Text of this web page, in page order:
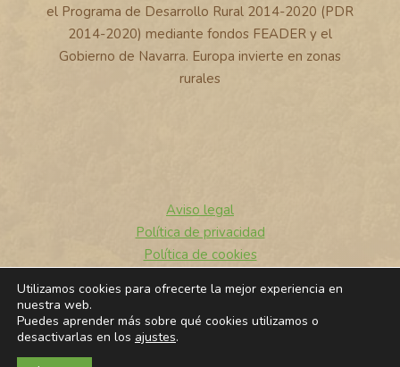
el Programa de Desarrollo Rural 2014-2020 (PDR
2014-2020) mediante fondos FEADER y el
Gobierno de Navarra. Europa invierte en zonas
rurales
© 2026 Sortetxea
Aviso legal
Política de privacidad
Política de cookies
Utilizamos cookies para ofrecerte la mejor experiencia en
nuestra web.
Puedes aprender más sobre qué cookies utilizamos o
desactivarlas en los ajustes.